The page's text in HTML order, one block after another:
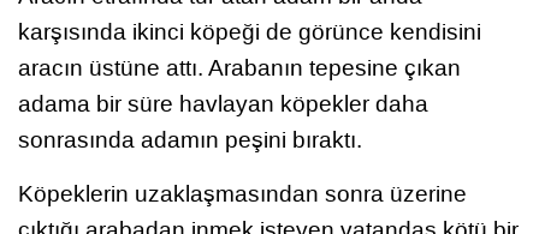
karşısında ikinci köpeği de görünce kendisini
aracın üstüne attı. Arabanın tepesine çıkan
adama bir süre havlayan köpekler daha
sonrasında adamın peşini bıraktı.
Köpeklerin uzaklaşmasından sonra üzerine